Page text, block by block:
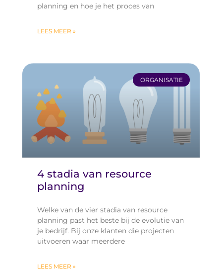
planning en hoe je het proces van
LEES MEER »
ORGANISATIE
4 stadia van resource
planning
Welke van de vier stadia van resource
planning past het beste bij de evolutie van
je bedrijf. Bij onze klanten die projecten
uitvoeren waar meerdere
LEES MEER »